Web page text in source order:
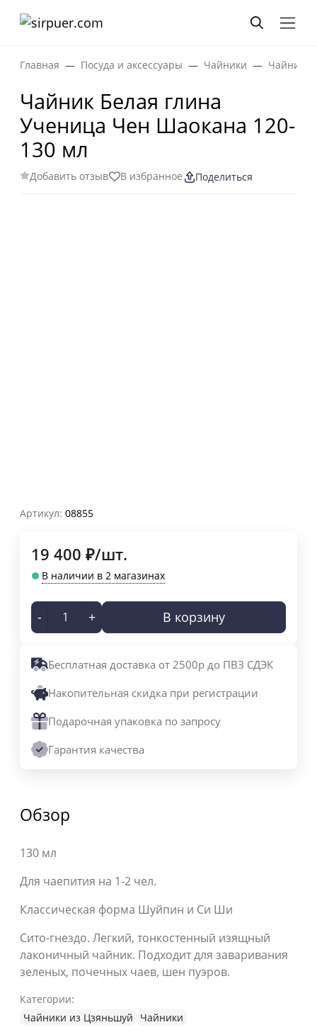
Главная Посуда и аксессуары Чайники Чайники
Чайник Белая глина
Ученица Чен Шаокана 120-
130 мл
Добавить отзыв В избранное Поделиться
Артикул: 08855
19 400 ₽/шт.
В наличии в 2 магазинах
- + В корзину
Бесплатная доставка от 2500р до ПВЗ СДЭК
Накопительная скидка при регистрации
Подарочная упаковка по запросу
Гарантия качества
Обзор
130 мл
Для чаепития на 1-2 чел.
Классическая форма Шуйпин и Си Ши
Сито-гнездо. Легкий, тонкостенный изящный
лаконичный чайник. Подходит для заваривания
зеленых, почечных чаев, шен пуэров.
Категории:
Чайники из Цзяньшуй
Чайники